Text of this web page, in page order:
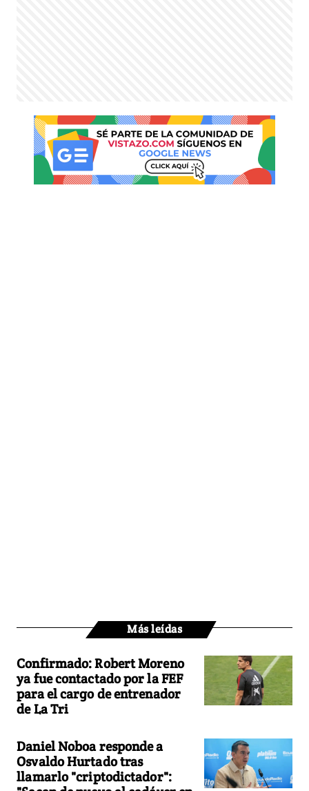
Más leídas
Confirmado: Robert Moreno
ya fue contactado por la FEF
para el cargo de entrenador
de La Tri
Daniel Noboa responde a
Osvaldo Hurtado tras
llamarlo "criptodictador":